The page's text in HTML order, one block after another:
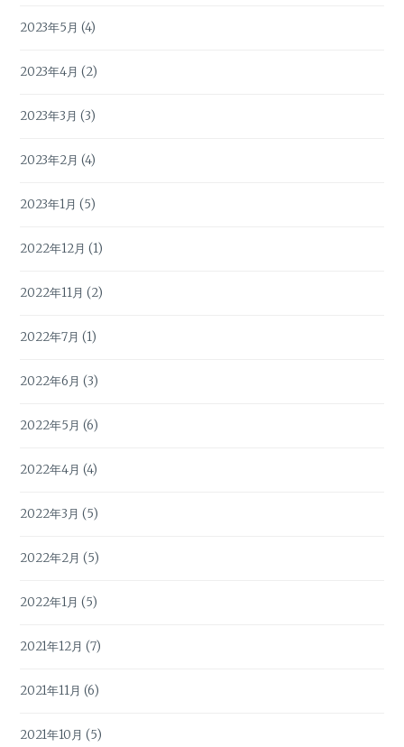
2023年5月 (4)
2023年4月 (2)
2023年3月 (3)
2023年2月 (4)
2023年1月 (5)
2022年12月 (1)
2022年11月 (2)
2022年7月 (1)
2022年6月 (3)
2022年5月 (6)
2022年4月 (4)
2022年3月 (5)
2022年2月 (5)
2022年1月 (5)
2021年12月 (7)
2021年11月 (6)
2021年10月 (5)